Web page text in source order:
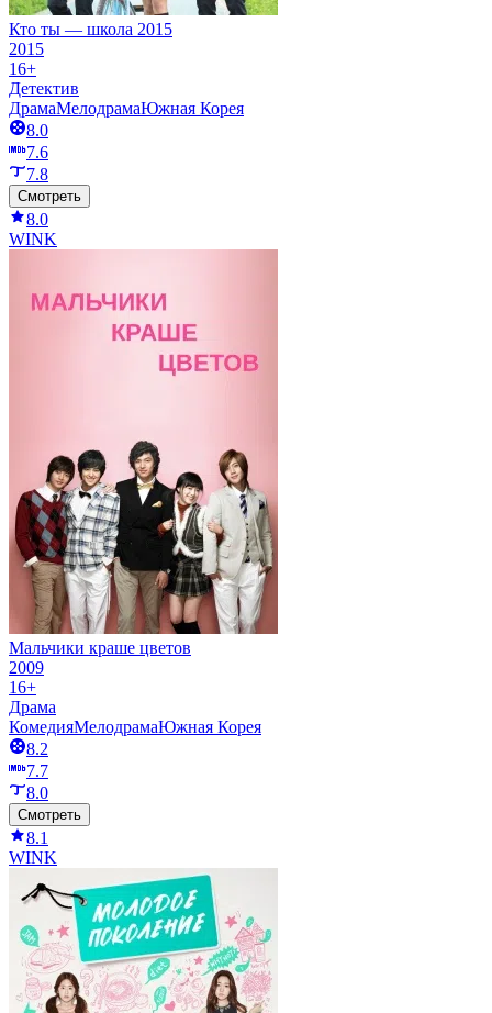
Кто ты — школа 2015
2015
16+
Детектив
ДрамаМелодрамаЮжная Корея
8.0
7.6
7.8
Смотреть
8.0
WINK
Мальчики краше цветов
2009
16+
Драма
КомедияМелодрамаЮжная Корея
8.2
7.7
8.0
Смотреть
8.1
WINK